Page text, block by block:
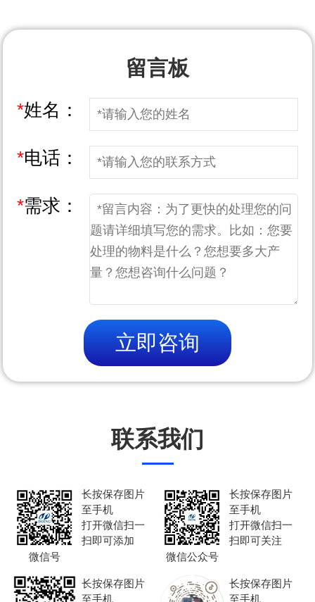
留言板
*姓名：
*电话：
*需求：
立即咨询
联系我们
微信号
长按保存图片
至手机
打开微信扫一
扫即可添加
微信公众号
长按保存图片
至手机
打开微信扫一
扫即可关注
长按保存图片
至手机
长按保存图片
至手机